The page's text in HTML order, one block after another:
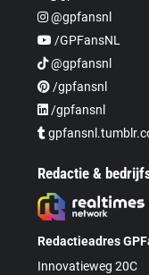
@gpfansnl
/GPFansNL
@gpfansnl
/gpfansnl
/gpfansnl
Redactie &
Redactieadres
Innovatieweg 20C